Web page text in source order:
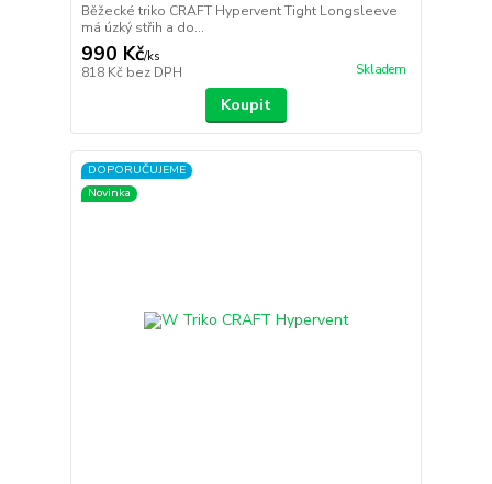
Běžecké triko CRAFT Hypervent Tight Longsleeve
má úzký střih a do...
990 Kč/ks
818 Kč bez DPH Skladem
Koupit
DOPORUČUJEME
Novinka